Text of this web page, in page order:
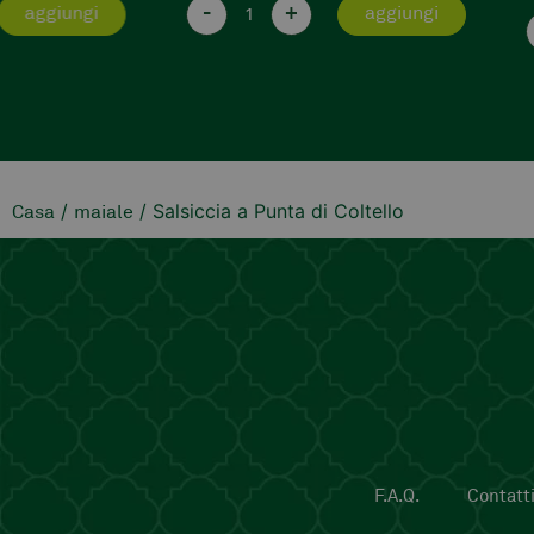
aggiungi
- + aggiungi
Casa / maiale / Salsiccia a Punta di Coltello
F.A.Q.